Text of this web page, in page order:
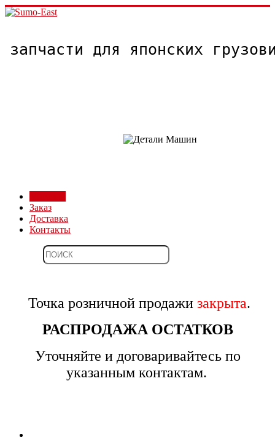
запчасти для японских
Заказ
Доставка
Контакты
Точка розничной продажи закрыта.
РАСПРОДАЖА ОСТАТКОВ
Уточняйте и договаривайтесь по
указанным контактам.